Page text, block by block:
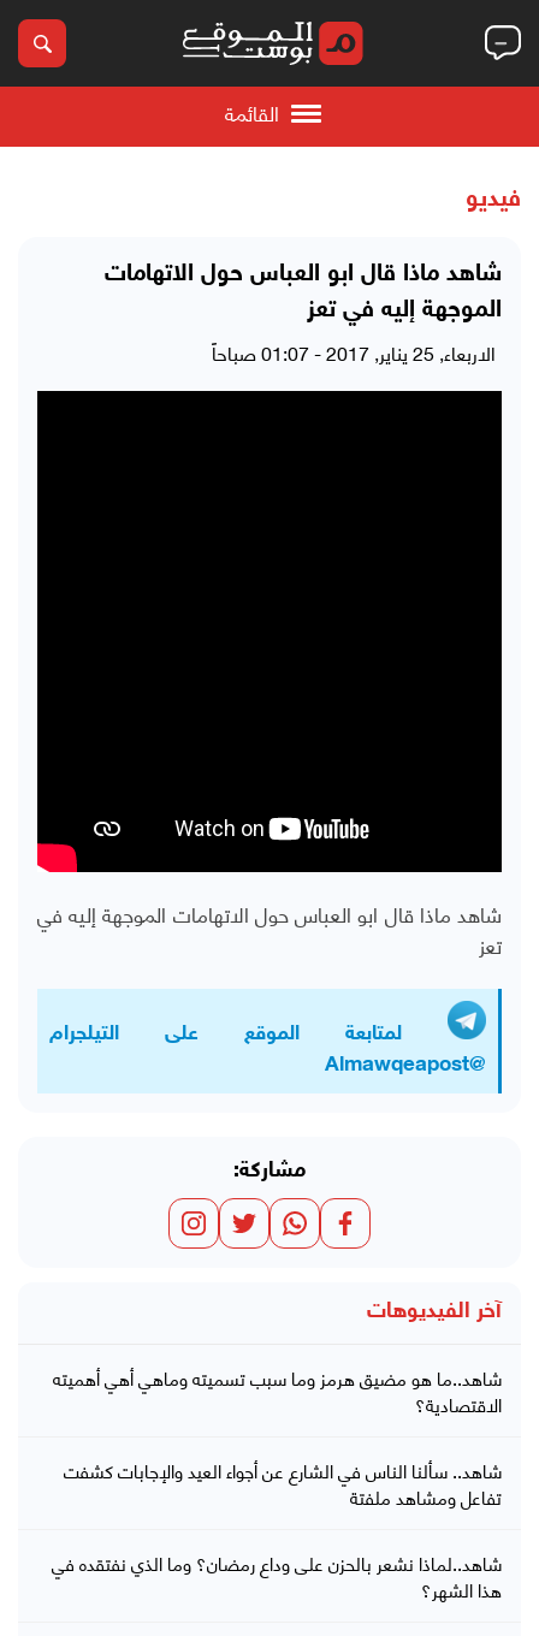
القائمة
فيديو
شاهد ماذا قال ابو العباس حول الاتهامات
الموجهة إليه في تعز
الاربعاء, 25 يناير, 2017 - 01:07 صباحاً
شاهد ماذا قال ابو العباس حول الاتهامات الموجهة إليه في
تعز
لمتابعة الموقع على التيلجرام
@Almawqeapost
مشاركة:
آخر الفيديوهات
شاهد..ما هو مضيق هرمز وما سبب تسميته وماهي أهي أهميته
الاقتصادية؟
شاهد.. سألنا الناس في الشارع عن أجواء العيد والإجابات كشفت
تفاعل ومشاهد ملفتة
شاهد..لماذا نشعر بالحزن على وداع رمضان؟ وما الذي نفتقده في
هذا الشهر؟